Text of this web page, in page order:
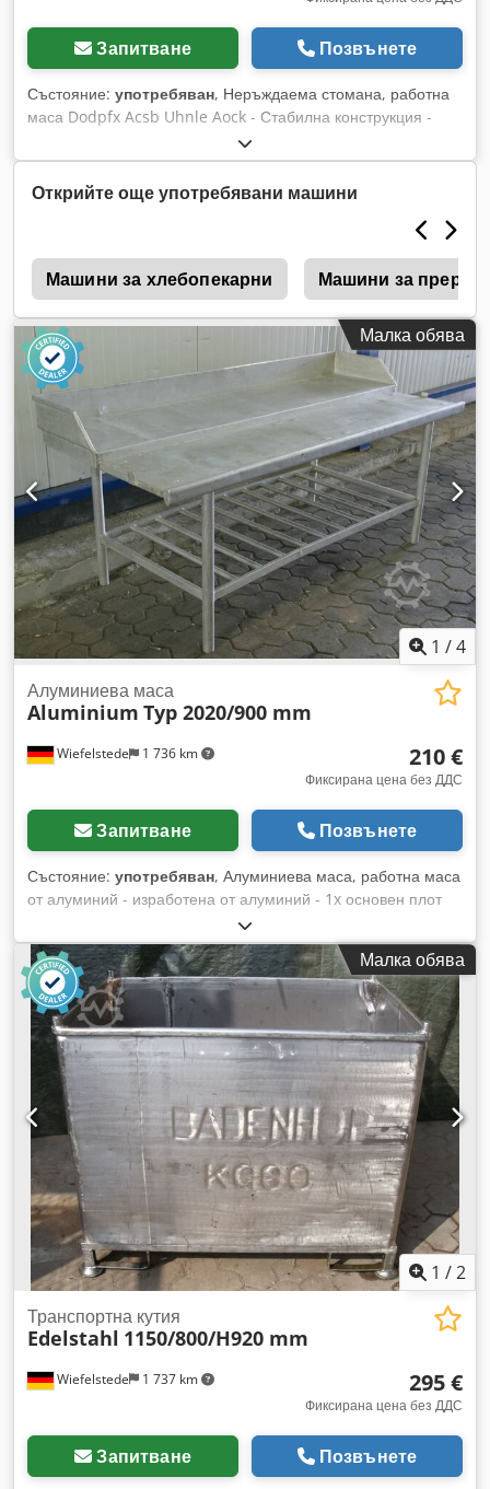
Запитване Позвънете
Състояние: употребяван, Неръждаема стомана, работна
маса Dodpfx Acsb Uhnle Aock - Стабилна конструкция -
Размери: 898/598/H870 мм - Тегло: 12 кг - Налична 1
бройка
Открийте още употребявани машини
Машини за хлебопекарни Машини за
Малка обява
1 /4
Wiefelstede 1 736 km
Алуминиева маса
Aluminium Typ 2020/900 mm
210 €
Фиксирана цена без ДДС
Запитване Позвънете
Състояние: употребяван, Алуминиева маса, работна маса
от алуминий - изработена от алуминий - 1x основен плот
Dcsdeb Nx H Ispfx Ac Ajk - странични кантове (рамкиране) -
крака: регулируеми - размери: 2020/900/В960 мм - тегло:
30 кг
Малка обява
1 /2
Wiefelstede 1 737 km
Транспортна кутия
Edelstahl 1150/800/H920 mm
295 €
Фиксирана цена без ДДС
Запитване Позвънете